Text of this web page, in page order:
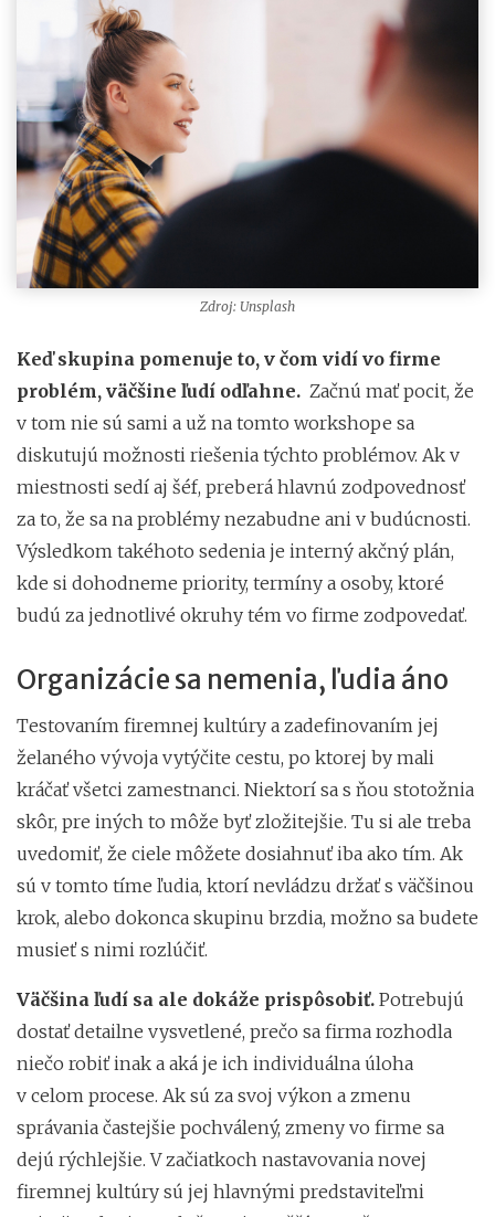
Zdroj: Unsplash
Keď skupina pomenuje to, v čom vidí vo firme
problém, väčšine ľudí odľahne. Začnú mať pocit, že
v tom nie sú sami a už na tomto workshope sa
diskutujú možnosti riešenia týchto problémov. Ak v
miestnosti sedí aj šéf, preberá hlavnú zodpovednosť
za to, že sa na problémy nezabudne ani v budúcnosti.
Výsledkom takéhoto sedenia je interný akčný plán,
kde si dohodneme priority, termíny a osoby, ktoré
budú za jednotlivé okruhy tém vo firme zodpovedať.
Organizácie sa nemenia, ľudia áno
Testovaním firemnej kultúry a zadefinovaním jej
želaného vývoja vytýčite cestu, po ktorej by mali
kráčať všetci zamestnanci. Niektorí sa s ňou stotožnia
skôr, pre iných to môže byť zložitejšie. Tu si ale treba
uvedomiť, že ciele môžete dosiahnuť iba ako tím. Ak
sú v tomto tíme ľudia, ktorí nevládzu držať s väčšinou
krok, alebo dokonca skupinu brzdia, možno sa budete
musieť s nimi rozlúčiť.
Väčšina ľudí sa ale dokáže prispôsobiť. Potrebujú
dostať detailne vysvetlené, prečo sa firma rozhodla
niečo robiť inak a aká je ich individuálna úloha
v celom procese. Ak sú za svoj výkon a zmenu
správania častejšie pochválený, zmeny vo firme sa
dejú rýchlejšie. V začiatkoch nastavovania novej
firemnej kultúry sú jej hlavnými predstaviteľmi